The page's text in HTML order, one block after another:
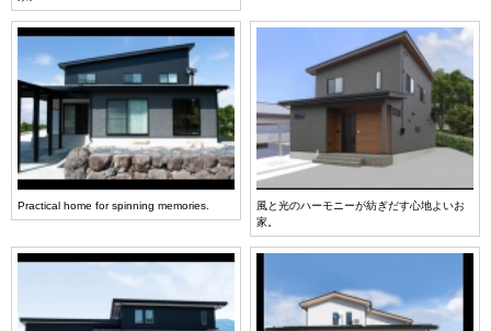
Practical home for spinning memories.
風と光のハーモニーが紡ぎだす心地よいお
家。